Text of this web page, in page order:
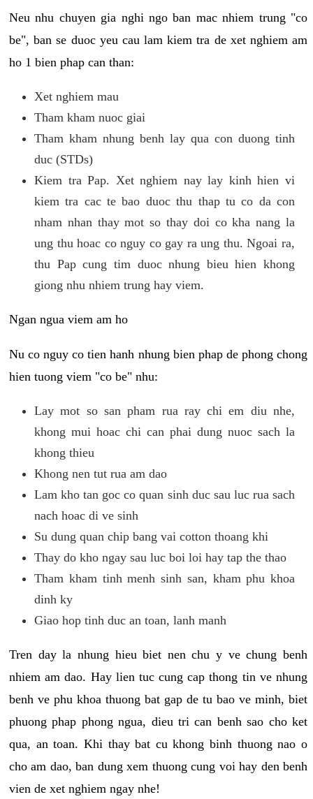
Neu nhu chuyen gia nghi ngo ban mac nhiem trung "co
be", ban se duoc yeu cau lam kiem tra de xet nghiem am
ho 1 bien phap can than:
Xet nghiem mau
Tham kham nuoc giai
Tham kham nhung benh lay qua con duong tinh
duc (STDs)
Kiem tra Pap. Xet nghiem nay lay kinh hien vi
kiem tra cac te bao duoc thu thap tu co da con
nham nhan thay mot so thay doi co kha nang la
ung thu hoac co nguy co gay ra ung thu. Ngoai ra,
thu Pap cung tim duoc nhung bieu hien khong
giong nhu nhiem trung hay viem.
Ngan ngua viem am ho
Nu co nguy co tien hanh nhung bien phap de phong chong
hien tuong viem "co be" nhu:
Lay mot so san pham rua ray chi em diu nhe,
khong mui hoac chi can phai dung nuoc sach la
khong thieu
Khong nen tut rua am dao
Lam kho tan goc co quan sinh duc sau luc rua sach
nach hoac di ve sinh
Su dung quan chip bang vai cotton thoang khi
Thay do kho ngay sau luc boi loi hay tap the thao
Tham kham tinh menh sinh san, kham phu khoa
dinh ky
Giao hop tinh duc an toan, lanh manh
Tren day la nhung hieu biet nen chu y ve chung benh
nhiem am dao. Hay lien tuc cung cap thong tin ve nhung
benh ve phu khoa thuong bat gap de tu bao ve minh, biet
phuong phap phong ngua, dieu tri can benh sao cho ket
qua, an toan. Khi thay bat cu khong binh thuong nao o
cho am dao, ban dung xem thuong cung voi hay den benh
vien de xet nghiem ngay nhe!